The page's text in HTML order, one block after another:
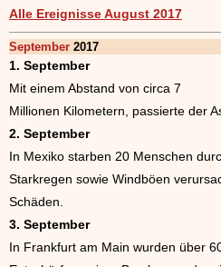
Alle Ereignisse August 2017
September 2017
1. September
Mit einem Abstand von circa 7
Millionen Kilometern, passierte der
2. September
In Mexiko starben 20 Menschen
Starkregen sowie Windböen
Schäden.
3. September
In Frankfurt am Main wurden über